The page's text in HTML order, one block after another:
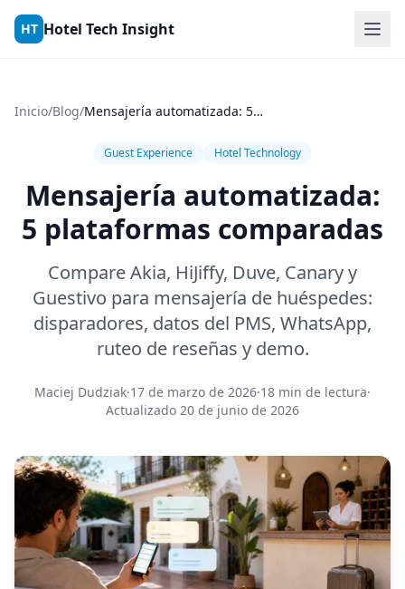
Skip to content
HT Hotel Tech Insight
Inicio/Blog/ Mensajería automatizada: 5 plataformas comparadas
Guest Experience Hotel Technology
Mensajería automatizada:
5 plataformas comparadas
Compare Akia, HiJiffy, Duve, Canary y
Guestivo para mensajería de huéspedes:
disparadores, datos del PMS, WhatsApp,
ruteo de reseñas y demo.
Maciej Dudziak·17 de marzo de 2026·18 min de lectura·
Actualizado 20 de junio de 2026